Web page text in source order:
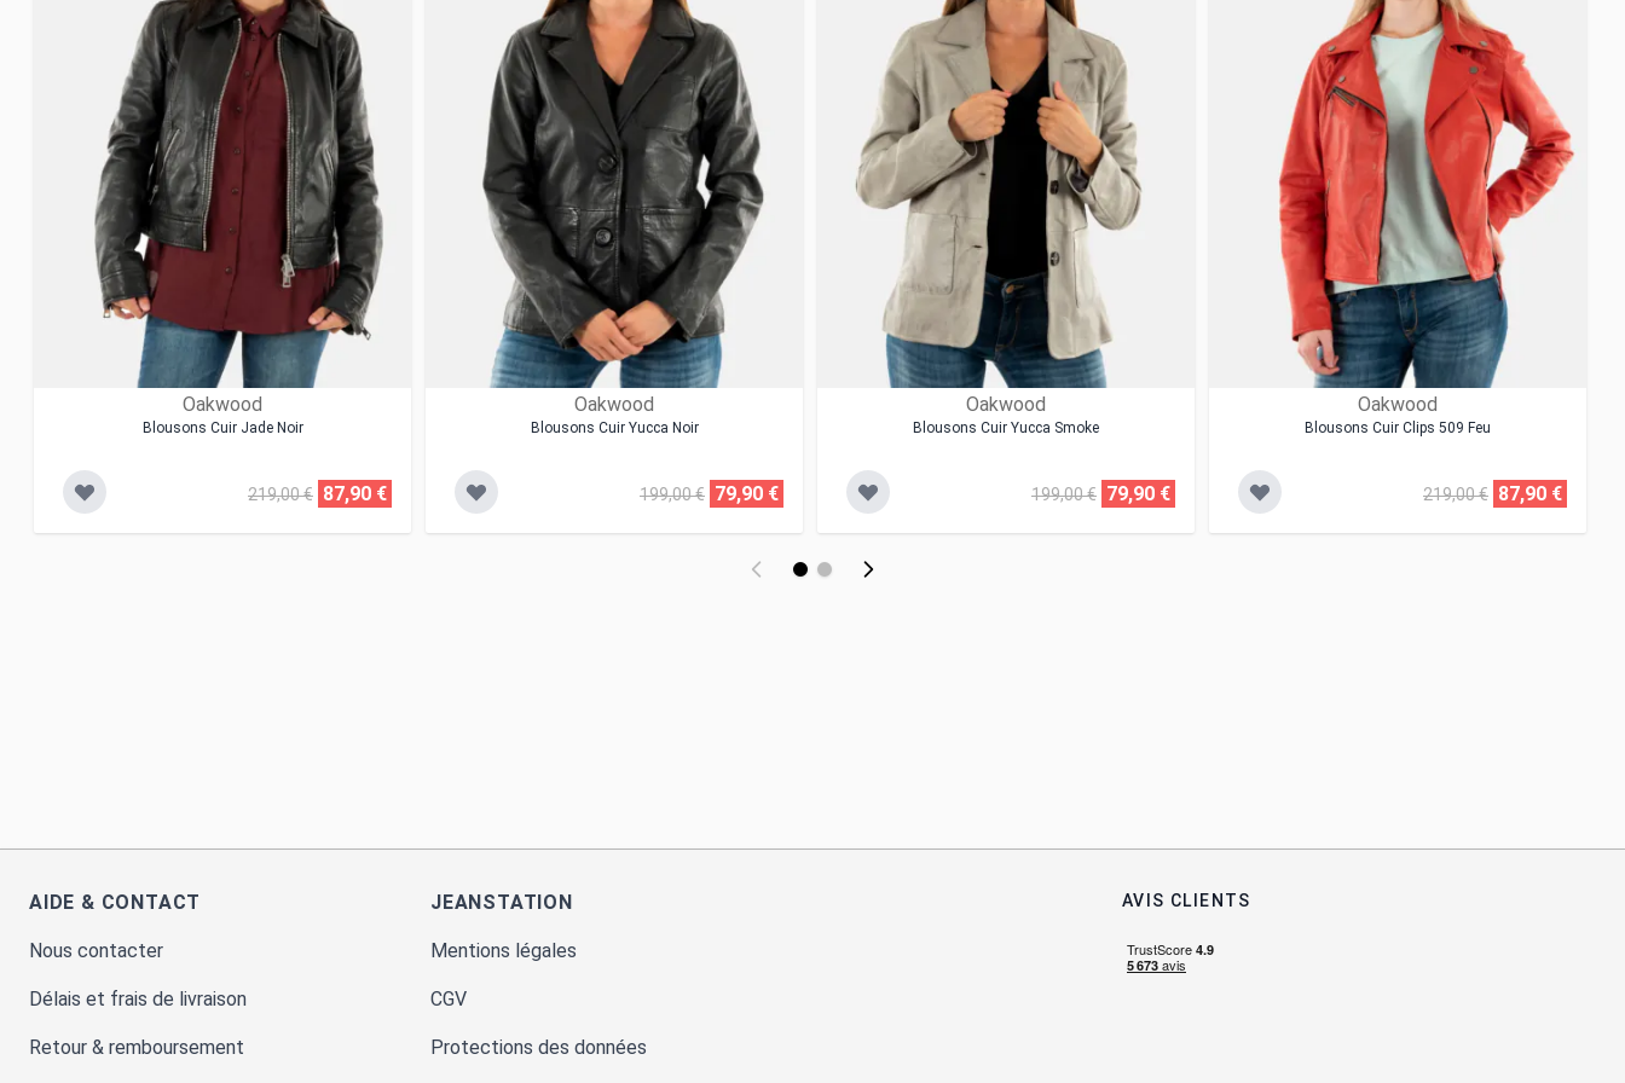
Oakwood
Blousons Cuir Jade Noir
219,00 € 87,90 €
Oakwood
Blousons Cuir Yucca Noir
199,00 € 79,90 €
Oakwood
Blousons Cuir Yucca Smoke
199,00 € 79,90 €
Oakwood
Blousons Cuir Clips 509 Feu
219,00 € 87,90 €
AIDE & CONTACT
Nous contacter
Délais et frais de livraison
Retour & remboursement
JEANSTATION
Mentions légales
CGV
Protections des données
AVIS CLIENTS